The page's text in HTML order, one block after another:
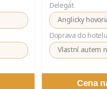
Delegát
Anglicky
Doprava do hotelu
Vlastní autem
Cena